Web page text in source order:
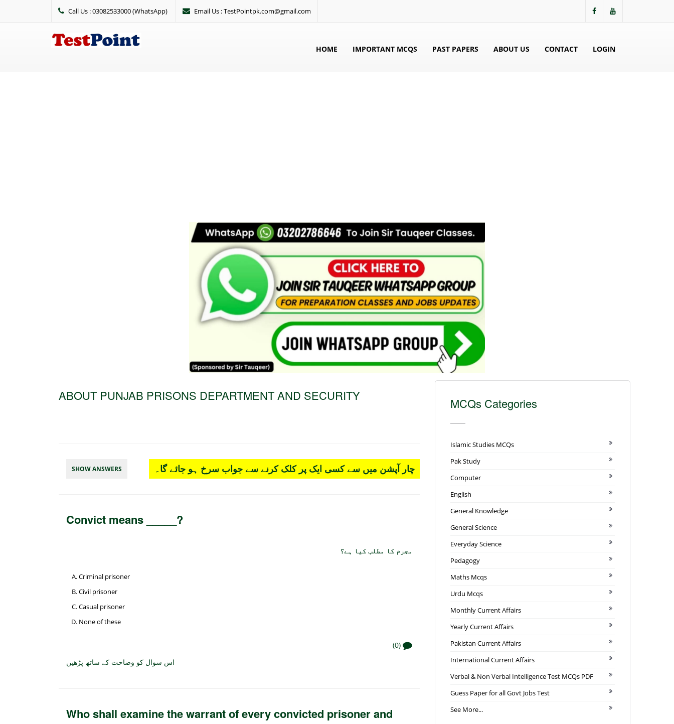
Call Us : 03082533000 (WhatsApp) Email Us : TestPointpk.com@gmail.com
HOME IMPORTANT MCQS PAST PAPERS ABOUT US CONTACT LOGIN
ABOUT PUNJAB PRISONS DEPARTMENT AND SECURITY
SHOW ANSWERS چار آپشن میں سے کسی ایک پر کلک کرنے سے جواب سرخ ہو جائے گا۔
Convict means _____?
مجرم کا مطلب کیا ہے؟
Criminal prisoner
Civil prisoner
Casual prisoner
None of these
(0)
اس سوال کو وضاحت کے ساتھ پڑھیں
Who shall examine the warrant of every convicted prisoner and
MCQs Categories
Islamic Studies MCQs
Pak Study
Computer
English
General Knowledge
General Science
Everyday Science
Pedagogy
Maths Mcqs
Urdu Mcqs
Monthly Current Affairs
Yearly Current Affairs
Pakistan Current Affairs
International Current Affairs
Verbal & Non Verbal Intelligence Test MCQs PDF
Guess Paper for all Govt Jobs Test
See More...